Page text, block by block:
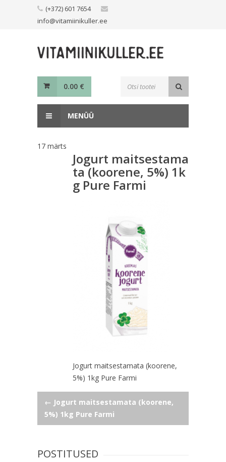
(+372) 601 7654
info@vitamiinikuller.ee
0.00 €
MENÜÜ
17 märts
Jogurt maitsestama
ta (koorene, 5%) 1k
g Pure Farmi
Jogurt maitsestamata (koorene,
5%) 1kg Pure Farmi
Navigeerimine
← Jogurt maitsestamata (koorene,
5%) 1kg Pure Farmi
POSTITUSED